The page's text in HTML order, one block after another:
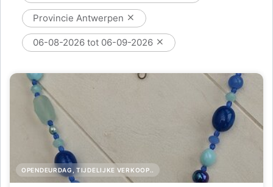
Provincie Antwerpen
06-08-2026 tot 06-09-2026
OPENDEURDAG, TIJDELIJKE VERKOOP..